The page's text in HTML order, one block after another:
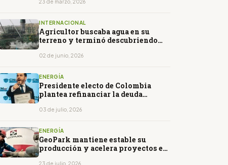
23 de marzo, 2026
INTERNACIONAL
Agricultor buscaba agua en su
terreno y terminó descubriendo
profundidad en Brasil
02 de junio, 2026
ENERGÍA
Presidente electo de Colombia
plantea refinanciar la deuda
fiscal
03 de julio, 2026
ENERGÍA
GeoPark mantiene estable su
producción y acelera proyectos en
23 de julio, 2026